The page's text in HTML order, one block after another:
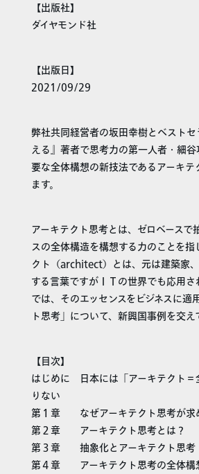
【出版社】
ダイヤモンド社
【出版日】
2021/09/29
弊社共同経営者の坂田幸樹とベスト
える』著者で思考力の第一人者・細
要な全体構想の新技法であるアーキテ
ます。
アーキテクト思考とは、ゼロベースで
スの全体構造を構想する力のことを指
クト（architect）とは、元は建築家
する言葉ですがＩＴの世界でも応用さ
では、そのエッセンスをビジネスに適
ト思考」について、新興国事例を交え
【目次】
はじめに 日本には「アーキテクト＝
りない
第１章 なぜアーキテクト思考が求
第２章 アーキテクト思考とは？
第３章 抽象化とアーキテクト思考
第４章 アーキテクト思考の全体構